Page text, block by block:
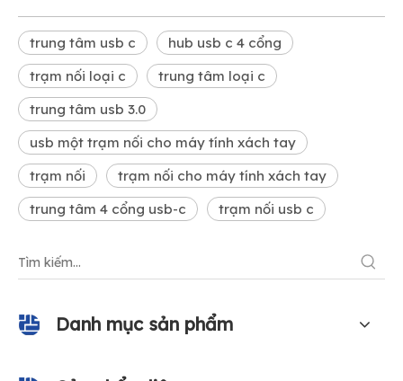
trung tâm usb c
hub usb c 4 cổng
trạm nối loại c
trung tâm loại c
trung tâm usb 3.0
usb một trạm nối cho máy tính xách tay
trạm nối
trạm nối cho máy tính xách tay
trung tâm 4 cổng usb-c
trạm nối usb c
Danh mục sản phẩm